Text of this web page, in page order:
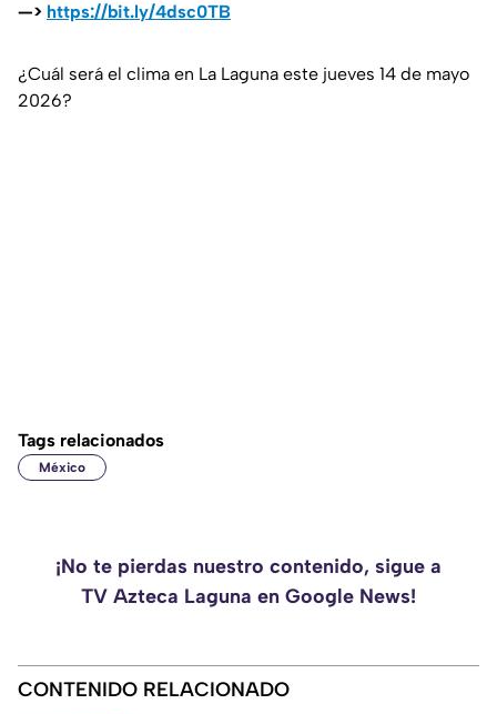
—> https://bit.ly/4dsc0TB
¿Cuál será el clima en La Laguna este jueves 14 de mayo
2026?
Tags relacionados
México
¡No te pierdas nuestro contenido, sigue a
TV Azteca Laguna en Google News!
CONTENIDO RELACIONADO